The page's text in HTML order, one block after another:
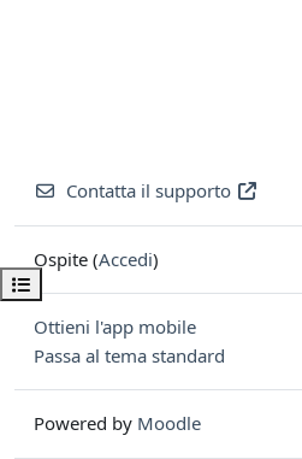
Apri indice del corso
Contatta il supporto
Ospite (Accedi)
Ottieni l'app mobile
Passa al tema standard
Powered by Moodle